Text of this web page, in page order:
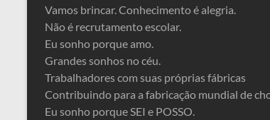
Vamos brincar. Conhecimento é alegria.
Não é recrutamento escolar.
Eu sonho porque amo.
Grandes sonhos no céu.
Trabalhadores com suas próprias fábricas
Contribuindo para a fabricação mundial de
Eu sonho porque SEI e POSSO.